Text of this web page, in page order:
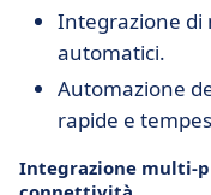
Integrazione di
automatici.
Automazione
rapide e
Integrazione multi-